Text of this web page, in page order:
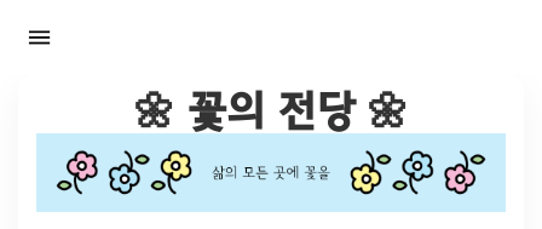
≡
🌼 꽃의 전당 🌼